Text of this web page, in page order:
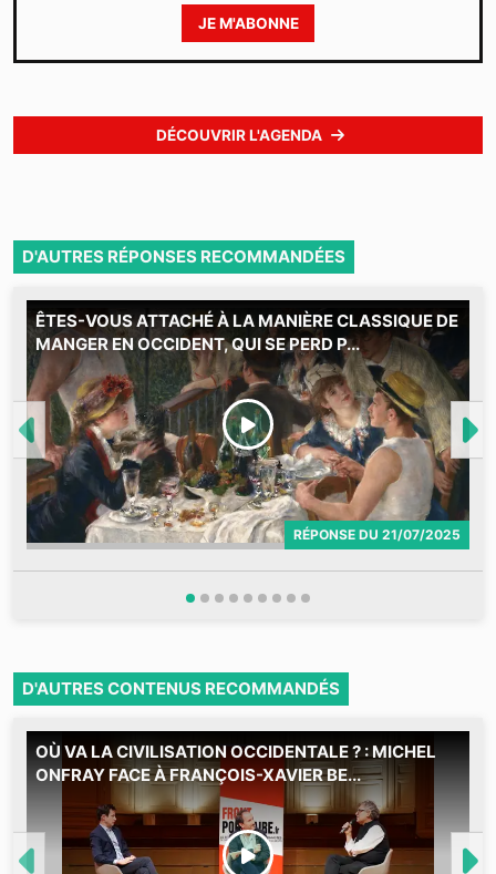
JE M'ABONNE
DÉCOUVRIR L'AGENDA
D'AUTRES RÉPONSES RECOMMANDÉES
ÊTES-VOUS ATTACHÉ À LA MANIÈRE CLASSIQUE DE
MANGER EN OCCIDENT, QUI SE PERD P...
RÉPONSE DU 21/07/2025
D'AUTRES CONTENUS RECOMMANDÉS
OÙ VA LA CIVILISATION OCCIDENTALE ? : MICHEL
ONFRAY FACE À FRANÇOIS-XAVIER BE...